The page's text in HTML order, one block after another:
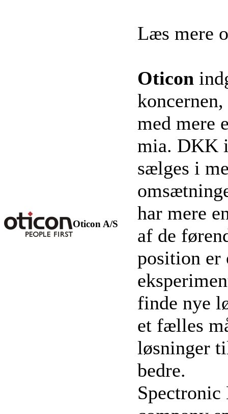
Læs mere
Oticon A/S
Oticon
med mere
mia. DKK
sælges i
har mere
af de
position er
finde nye
et fælles
løsninger
bedre.
Spectronic